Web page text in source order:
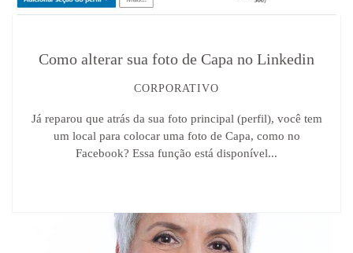
Como alterar sua foto de Capa no Linkedin
CORPORATIVO
Já reparou que atrás da sua foto principal (perfil), você tem
um local para colocar uma foto de Capa, como no
Facebook? Essa função está disponível...